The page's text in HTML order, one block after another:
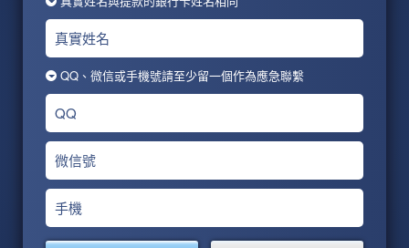
真實姓名
QQ、微信或手機號請至少留一個作為應急聯繫
QQ
微信號
手機